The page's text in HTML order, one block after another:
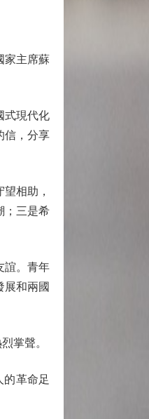
家主席蘇
式現代化
信，分享
相助，
；三是希
誼。青年
展和兩國
掌聲。
革命足